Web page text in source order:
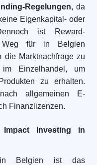
Regelungen, da
Eigenkapital- oder
ist Reward-
Weg für in Belgien
die Marktnachfrage zu
Einzelhandel, um
zu erhalten.
allgemeinen E-
Finanzlizenzen.
Impact Investing in
in Belgien ist das